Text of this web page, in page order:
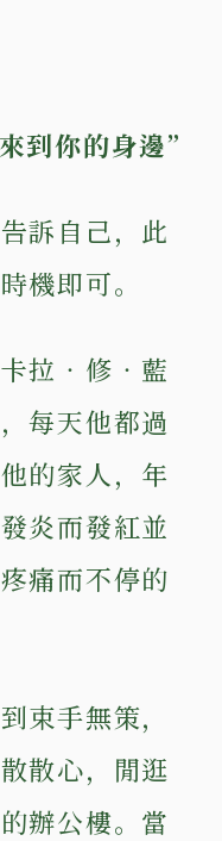
到你的身邊”
訴自己，此
機即可。
卡拉‧修‧藍
每天他都過
的家人，年
炎而發紅並
痛而不停的
束手無策，
散心，閒逛
辦公樓。當